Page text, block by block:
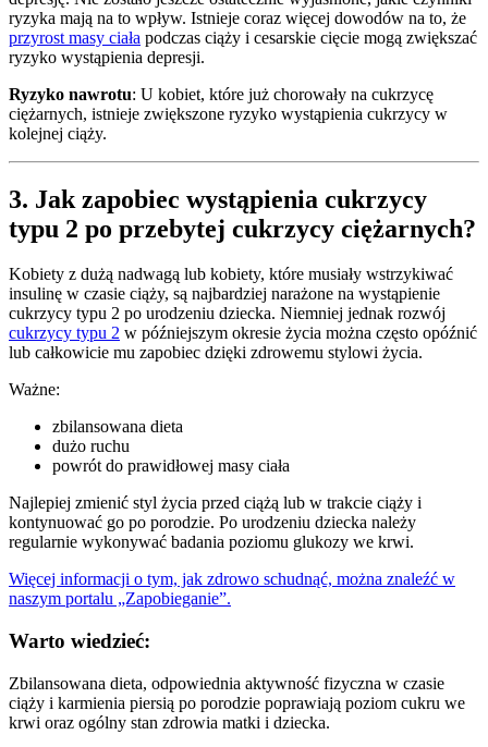
ryzyka mają na to wpływ. Istnieje coraz więcej dowodów na to, że
przyrost masy ciała podczas ciąży i cesarskie cięcie mogą zwiększać
ryzyko wystąpienia depresji.
Ryzyko nawrotu: U kobiet, które już chorowały na cukrzycę
ciężarnych, istnieje zwiększone ryzyko wystąpienia cukrzycy w
kolejnej ciąży.
3. Jak zapobiec wystąpienia cukrzycy
typu 2 po przebytej cukrzycy ciężarnych?
Kobiety z dużą nadwagą lub kobiety, które musiały wstrzykiwać
insulinę w czasie ciąży, są najbardziej narażone na wystąpienie
cukrzycy typu 2 po urodzeniu dziecka. Niemniej jednak rozwój
cukrzycy typu 2 w późniejszym okresie życia można często opóźnić
lub całkowicie mu zapobiec dzięki zdrowemu stylowi życia.
Ważne:
zbilansowana dieta
dużo ruchu
powrót do prawidłowej masy ciała
Najlepiej zmienić styl życia przed ciążą lub w trakcie ciąży i
kontynuować go po porodzie. Po urodzeniu dziecka należy
regularnie wykonywać badania poziomu glukozy we krwi.
Więcej informacji o tym, jak zdrowo schudnąć, można znaleźć w
naszym portalu „Zapobieganie”.
Warto wiedzieć:
Zbilansowana dieta, odpowiednia aktywność fizyczna w czasie
ciąży i karmienia piersią po porodzie poprawiają poziom cukru we
krwi oraz ogólny stan zdrowia matki i dziecka.